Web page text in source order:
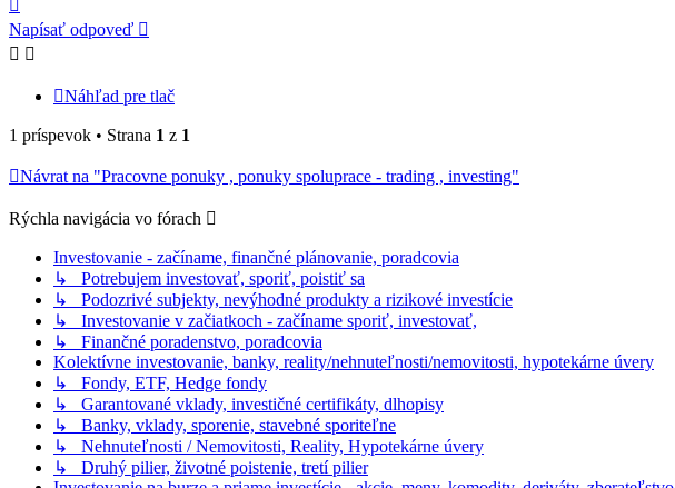
Napísať odpoveď
Náhľad pre tlač
1 príspevok • Strana 1 z 1
Návrat na "Pracovne ponuky , ponuky spoluprace - trading , investing"
Rýchla navigácia vo fórach
Investovanie - začíname, finančné plánovanie, poradcovia
↳ Potrebujem investovať, sporiť, poistiť sa
↳ Podozrivé subjekty, nevýhodné produkty a rizikové investície
↳ Investovanie v začiatkoch - začíname sporiť, investovať,
↳ Finančné poradenstvo, poradcovia
Kolektívne investovanie, banky, reality/nehnuteľnosti/nemovitosti, hypotekárne úvery
↳ Fondy, ETF, Hedge fondy
↳ Garantované vklady, investičné certifikáty, dlhopisy
↳ Banky, vklady, sporenie, stavebné sporiteľne
↳ Nehnuteľnosti / Nemovitosti, Reality, Hypotekárne úvery
↳ Druhý pilier, životné poistenie, tretí pilier